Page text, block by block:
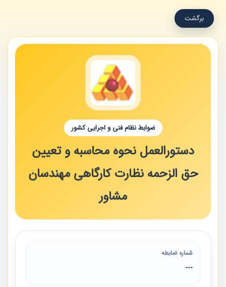
برگشت
ضوابط نظام فنی و اجرایی کشور
دستورالعمل نحوه محاسبه و تعیین
حق الزحمه نظارت کارگاهی مهندسان
مشاور
شماره ضابطه
---